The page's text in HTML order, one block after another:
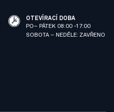
OTEVÍRACÍ DOBA
PO– PÁTEK 08:00 -17:00
SOBOTA – NEDĚLE: ZAVŘENO